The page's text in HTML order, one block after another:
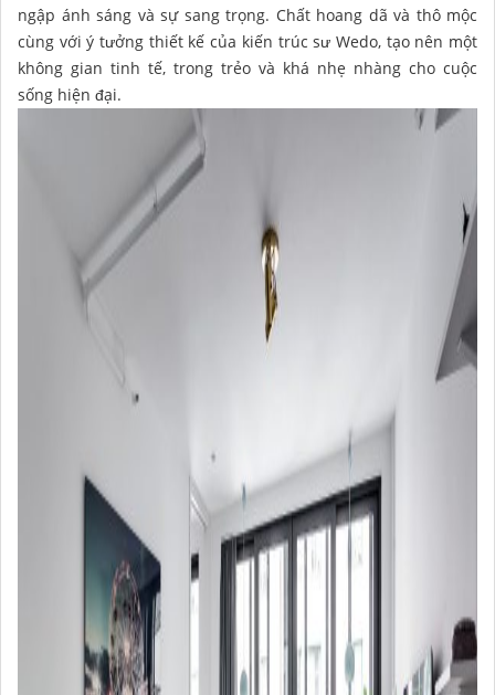
ngập ánh sáng và sự sang trọng. Chất hoang dã và thô mộc
cùng với ý tưởng thiết kế của kiến trúc sư Wedo, tạo nên một
không gian tinh tế, trong trẻo và khá nhẹ nhàng cho cuộc
sống hiện đại.